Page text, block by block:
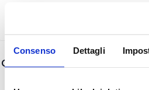
Consenso Dettagli
CERTIFICAZIONE